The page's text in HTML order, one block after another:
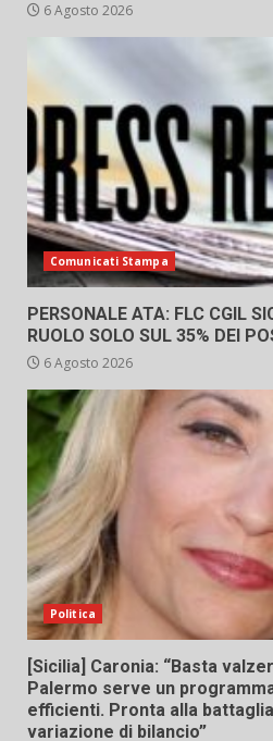
6 Agosto 2026
Comunicati Stampa
PERSONALE ATA: FLC CGIL
RUOLO SOLO SUL 35% DEI
6 Agosto 2026
Politica
[Sicilia] Caronia: “Basta
Palermo serve un
efficienti. Pronta alla
variazione di bilancio”